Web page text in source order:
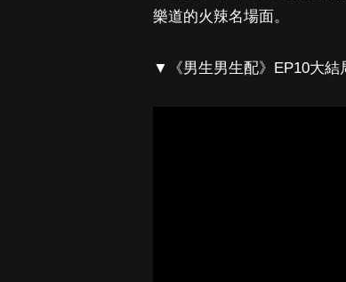
樂道的火辣名場面。
▼《男生男生配》EP10大結